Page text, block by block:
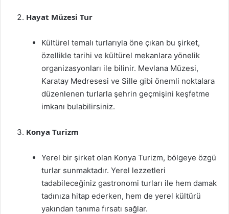
Hayat Müzesi Tur
Kültürel temalı turlarıyla öne çıkan bu şirket,
özellikle tarihi ve kültürel mekanlara yönelik
organizasyonları ile bilinir. Mevlana Müzesi,
Karatay Medresesi ve Sille gibi önemli noktalara
düzenlenen turlarla şehrin geçmişini keşfetme
imkanı bulabilirsiniz.
Konya Turizm
Yerel bir şirket olan Konya Turizm, bölgeye özgü
turlar sunmaktadır. Yerel lezzetleri
tadabileceğiniz gastronomi turları ile hem damak
tadınıza hitap ederken, hem de yerel kültürü
yakından tanıma fırsatı sağlar.